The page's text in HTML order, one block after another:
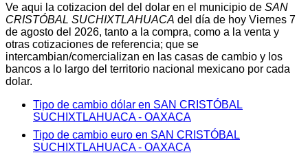
Ve aqui la cotizacion del del dolar en el municipio de SAN
CRISTÓBAL SUCHIXTLAHUACA del día de hoy Viernes 7
de agosto del 2026, tanto a la compra, como a la venta y
otras cotizaciones de referencia; que se
intercambian/comercializan en las casas de cambio y los
bancos a lo largo del territorio nacional mexicano por cada
dolar.
Tipo de cambio dólar en SAN CRISTÓBAL
SUCHIXTLAHUACA - OAXACA
Tipo de cambio euro en SAN CRISTÓBAL
SUCHIXTLAHUACA - OAXACA